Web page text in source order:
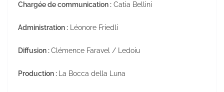
Chargée de communication : Catia Bellini
Administration : Léonore Friedli
Diffusion :Clémence Faravel / Ledoiu
Production : La Bocca della Luna